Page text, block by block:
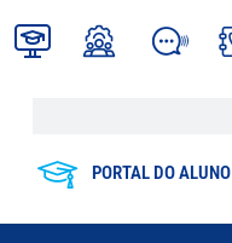
PORTAL DO ALUNO